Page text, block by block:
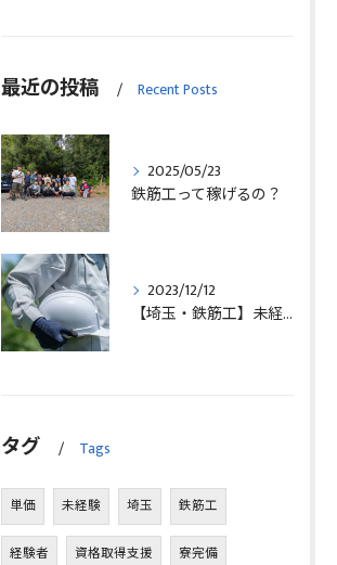
最近の投稿 Recent Posts
2025/05/23
鉄筋工って稼げるの？
2023/12/12
【埼玉・鉄筋工】未経験の方の求人募集中！！
タグ Tags
単価 未経験 埼玉 鉄筋工
経験者 資格取得支援 寮完備